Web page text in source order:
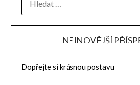
NEJNOVĚJŠÍ
Dopřejte si krásnou postavu